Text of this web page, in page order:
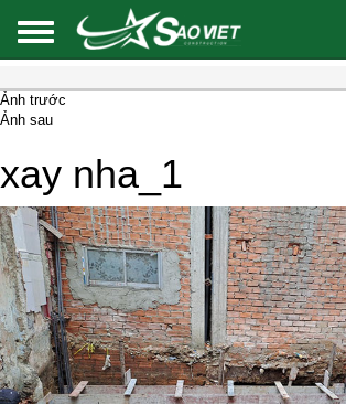
Ảnh trước
Ảnh sau
xay nha_1